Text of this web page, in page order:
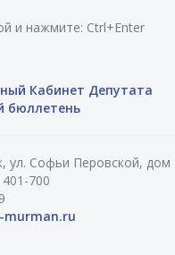
и нажмите: Ctrl+Enter
Кабинет Депутата
бюллетень
ул. Софьи Перовской, дом
700
murman.ru